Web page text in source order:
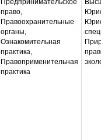
Предпринимательское
право,
Правоохранительные
органы,
Ознакомительная
практика,
Правоприменительная
практика